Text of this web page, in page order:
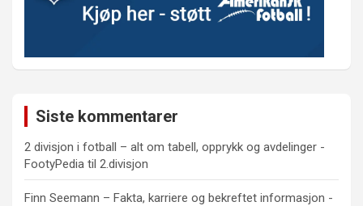
Siste kommentarer
2 divisjon i fotball – alt om tabell, opprykk og avdelinger -
FootyPedia til 2.divisjon
Finn Seemann – Fakta, karriere og bekreftet informasjon -